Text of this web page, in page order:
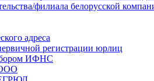
филиала белорусской
адреса
регистрации юрлиц
ИФНС